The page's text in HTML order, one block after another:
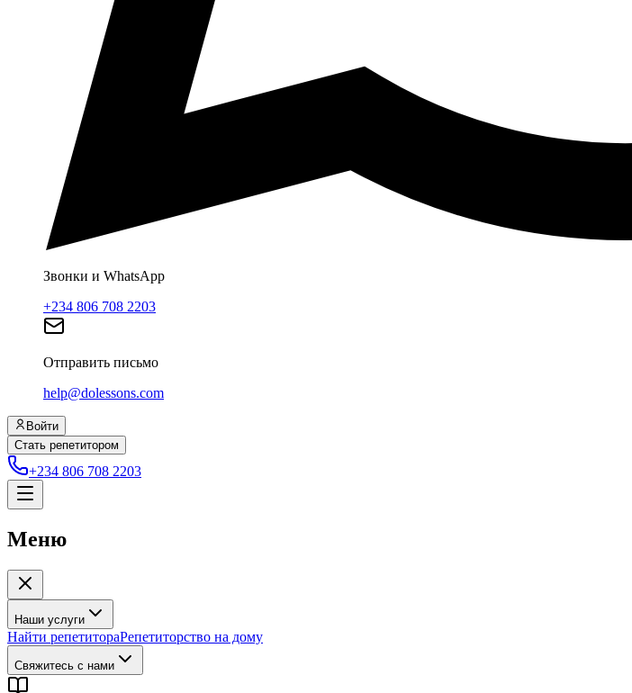
Звонки и WhatsApp
+234 806 708 2203
Отправить письмо
help@dolessons.com
Войти
Стать репетитором
+234 806 708 2203
Меню
Наши услуги
Найти репетитораРепетиторство на дому
Свяжитесь с нами